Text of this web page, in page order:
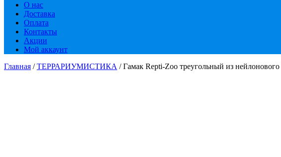
О нас
Доставка
Оплата
Контакты
Акции
Мой аккаунт
Главная /ТЕРРАРИУМИСТИКА / Гамак Repti-Zoo треугольный из